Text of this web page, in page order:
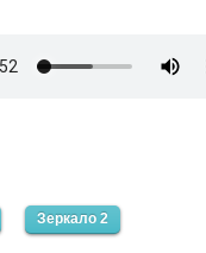
Зеркало 2